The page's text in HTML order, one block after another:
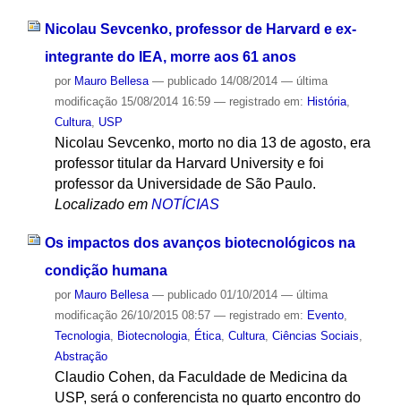
Nicolau Sevcenko, professor de Harvard e ex-
integrante do IEA, morre aos 61 anos
por Mauro Bellesa — publicado14/08/2014 — última
modificação15/08/2014 16:59 — registrado em: História,
Cultura, USP
Nicolau Sevcenko, morto no dia 13 de agosto, era
professor titular da Harvard University e foi
professor da Universidade de São Paulo.
Localizado em NOTÍCIAS
Os impactos dos avanços biotecnológicos na
condição humana
por Mauro Bellesa — publicado01/10/2014 — última
modificação26/10/2015 08:57 — registrado em: Evento,
Tecnologia, Biotecnologia, Ética, Cultura, Ciências Sociais
Abstração
Claudio Cohen, da Faculdade de Medicina da
USP, será o conferencista no quarto encontro do